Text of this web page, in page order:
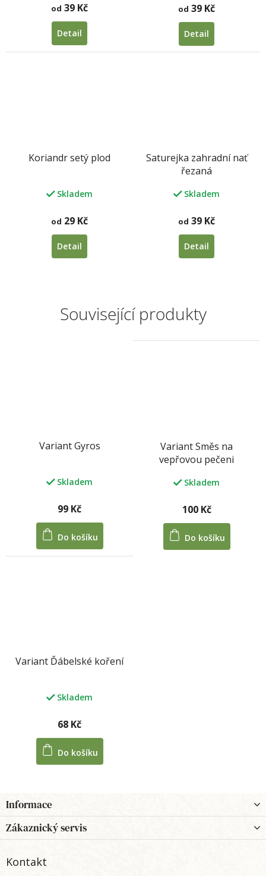
Související produkty
Variant Gyros
Skladem
99 Kč
Do košíku
Variant Směs na
vepřovou pečeni
Skladem
100 Kč
Do košíku
Variant Ďábelské koření
Skladem
68 Kč
Do košíku
5
od 39 Kč
Detail
od 39 Kč
Detail
Koriandr setý plod
Skladem
od 29 Kč
Detail
Saturejka zahradní nať
řezaná
Skladem
od 39 Kč
Detail
á
p
a
Informace
Zákaznický servis
Kontakt